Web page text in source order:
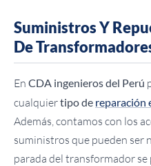
Suministros Y
De
En CDA ingenieros del Perú
cualquiertipo de reparación
Además, contamos con los
suministros que pueden ser
parada del transformador se